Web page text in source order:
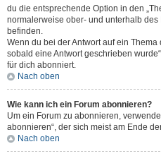
du die entsprechende Option in den
normalerweise ober- und unterhalb
befinden.
Wenn du bei der Antwort auf ein
sobald eine Antwort geschrieben
für dich abonniert.
Nach oben
Wie kann ich ein Forum abonnieren?
Um ein Forum zu abonnieren,
abonnieren“, der sich meist am Ende
Nach oben